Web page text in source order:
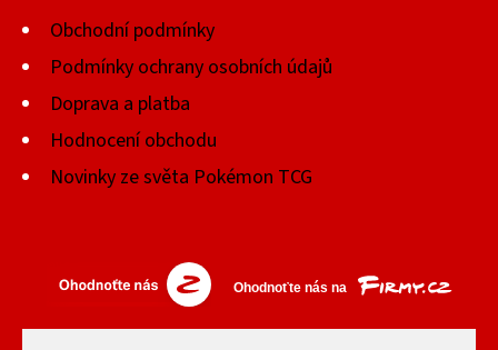
Obchodní podmínky
Podmínky ochrany osobních údajů
Doprava a platba
Hodnocení obchodu
Novinky ze světa Pokémon TCG